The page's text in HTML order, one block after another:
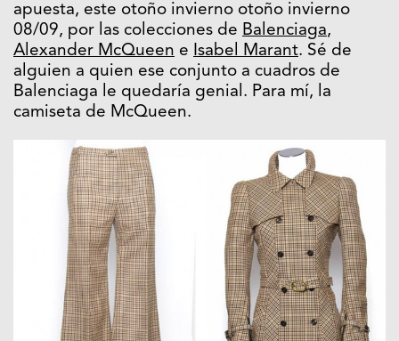
apuesta, este otoño invierno otoño invierno
08/09, por las colecciones de Balenciaga,
Alexander McQueen e Isabel Marant. Sé de
alguien a quien ese conjunto a cuadros de
Balenciaga le quedaría genial. Para mí, la
camiseta de McQueen.